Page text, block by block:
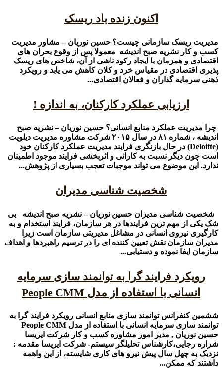
اکنون زنده باد ریسک
مدیریت ریسک سازمانی چیست؟ حسین نوریان – مشاور مدیریت
کسب و کار نشریه صبح اندیشه معمولا پس از وقوع بحران های
اقتصادی و همزمان با ایجاد رکود ناشی از آن، شاخص های ریسک
پذیری اقتصادی در مقیاس خرد و کلان کاهش می یابد و رویکرد
ذهنی سرمایه گذاران و فعالان اقتصادی...
ارزیابی عملکرد کارکنان، به اندازه !
چرا مدیریت عملکرد منابع انسانی؟ حسین نوریان – نشریه صبح
اندیشه ، شماره ۸۱ در سال ۲۰۱۵ شرکت مشاوره مدیریت دیلویت
(Deloitte) در حال بازنگری فرایند مدیریت عملکرد کارکنان خود
است چون دیگر نسبت به کارائی و اثربخشی فرایند موجود اطمینان
ندارد. این موضوع می تواند موجبات تعجب بسیاری از پژوهش...
شخصیت شناسی مدیران
شخصیت شناسی مدیران حسین نوریان – نشریه صبح اندیشه بی
شک یکی از مهم ترین فرایندها در هر سازمان، فرایند استخدام و به
کارگیری نیروی انسانی در مشاغل مدیریتی سازمان است زیرا
مدیران سازمان نقش تعیین کننده ای را در ترسیم راهبردها و اهداف
سازمان ایفا نموده و دستیابی...
رویکرد فرایند گرا به توانمند سازی سرمایه
انسانی با استفاده از مدل People CMM
ششمین کنفرانس توانمند سازی منابع انسانی رویکرد فرایند گرا به
توانمند سازی سرمایه انسانی با استفاده از مدل People CMM
حسین نوریان , مدیر امور مشاوره کسب و کار شرکت ایریسا
شراره رجایی،کارشناس تحلیلگر سیستم- شرکت ایریسا مقدمه :
نزدیک به چهل سال پیش نیرو های کاری شایسته، از این واهمه
داشتند که ممکن...